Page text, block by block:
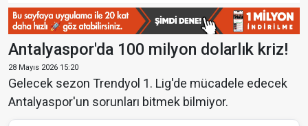
Antalyaspor'da 100 milyon dolarlık kriz!
28 Mayıs 2026 15:20
Gelecek sezon Trendyol 1. Lig'de mücadele edecek
Antalyaspor'un sorunları bitmek bilmiyor.